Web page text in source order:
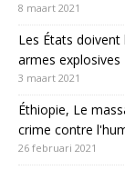
8 maart 2021
Les États
armes explosives
3 maart 2021
Éthiopie, Le
crime contre
26 februari 2021